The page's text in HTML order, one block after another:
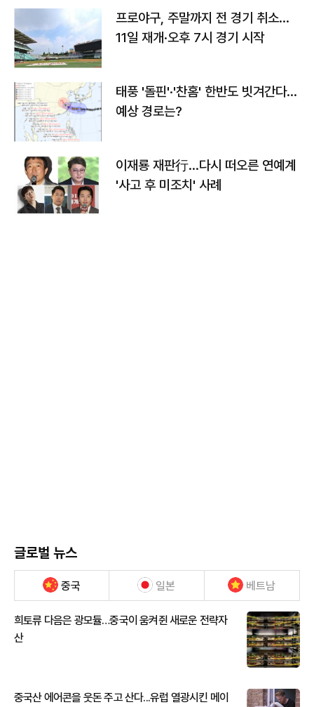
프로야구, 주말까지 전 경기 취소…
11일 재개·오후 7시 경기 시작
태풍 '돌핀'·'찬홈' 한반도 빗겨간다…
예상 경로는?
이재룡 재판行…다시 떠오른 연예계
'사고 후 미조치' 사례
글로벌 뉴스
중국 일본 베트남
희토류 다음은 광모듈…중국이 움켜쥔 새로운 전략자
산
중국산 에어콘을 웃돈 주고 산다...유럽 열광시킨 메이